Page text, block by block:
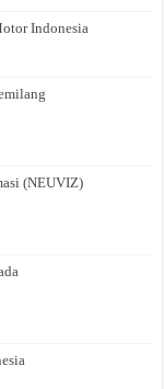
Indonesia
(NEUVIZ)